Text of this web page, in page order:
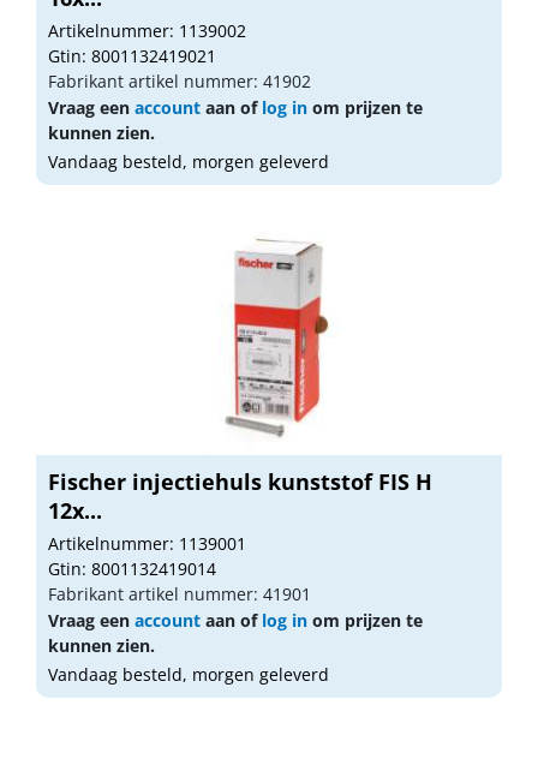
Artikelnummer: 1139002
Gtin: 8001132419021
Fabrikant artikel nummer: 41902
Vraag een account aan of log in om prijzen te
kunnen zien.
Vandaag besteld, morgen geleverd
Fischer injectiehuls kunststof FIS H
12x...
Artikelnummer: 1139001
Gtin: 8001132419014
Fabrikant artikel nummer: 41901
Vraag een account aan of log in om prijzen te
kunnen zien.
Vandaag besteld, morgen geleverd